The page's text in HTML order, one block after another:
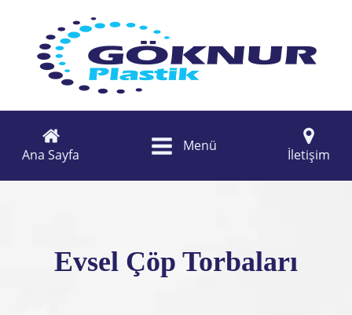
Ana Sayfa
Menü
İletişim
Evsel Çöp Torbaları